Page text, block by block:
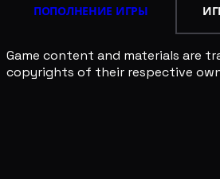
ПОПОЛНЕНИЕ ИГРЫ
Game content and materials are
copyrights of their respective